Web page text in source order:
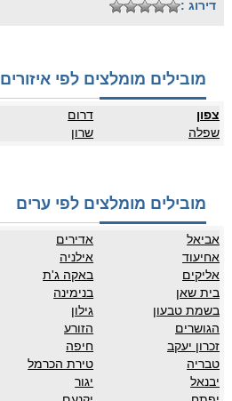
דירוג :
מובילים מומלצים לפי איזורים
צפון דרום
שפלה
שרון
מובילים מומלצים לפי ערים
אביאל אדירים
אחיעוד
אילניה
אליקים
באקה ג'ת
בית שאן
בנימינה
בשמת טבעון
גילון
הגושרים
הזורע
זכרון יעקב
חיפה
טבריה
טירת הכרמל
יבנאל
יגור